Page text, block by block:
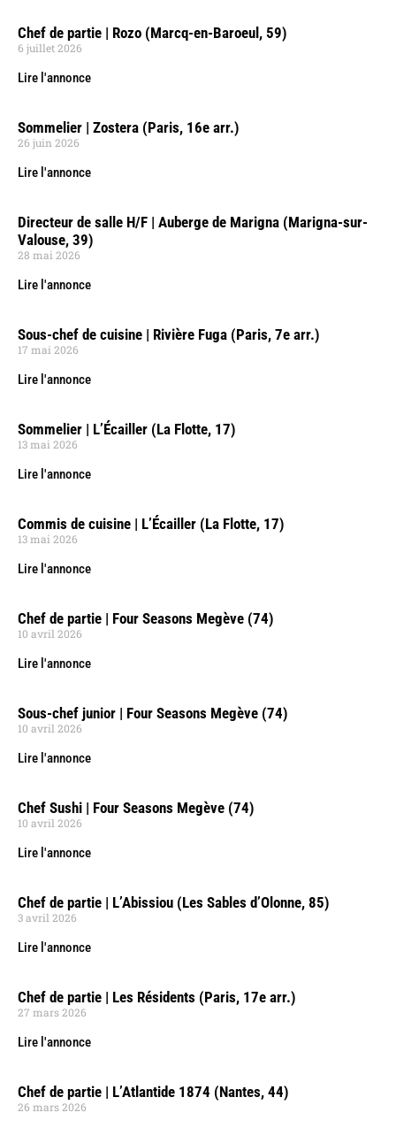
Chef de partie | Rozo (Marcq-en-Baroeul, 59)
6 juillet 2026
Lire l'annonce
Sommelier | Zostera (Paris, 16e arr.)
26 juin 2026
Lire l'annonce
Directeur de salle H/F | Auberge de Marigna (Marigna-sur-
Valouse, 39)
28 mai 2026
Lire l'annonce
Sous-chef de cuisine | Rivière Fuga (Paris, 7e arr.)
17 mai 2026
Lire l'annonce
Sommelier | L’Écailler (La Flotte, 17)
13 mai 2026
Lire l'annonce
Commis de cuisine | L’Écailler (La Flotte, 17)
13 mai 2026
Lire l'annonce
Chef de partie | Four Seasons Megève (74)
10 avril 2026
Lire l'annonce
Sous-chef junior | Four Seasons Megève (74)
10 avril 2026
Lire l'annonce
Chef Sushi | Four Seasons Megève (74)
10 avril 2026
Lire l'annonce
Chef de partie | L’Abissiou (Les Sables d’Olonne, 85)
3 avril 2026
Lire l'annonce
Chef de partie | Les Résidents (Paris, 17e arr.)
27 mars 2026
Lire l'annonce
Chef de partie | L’Atlantide 1874 (Nantes, 44)
26 mars 2026